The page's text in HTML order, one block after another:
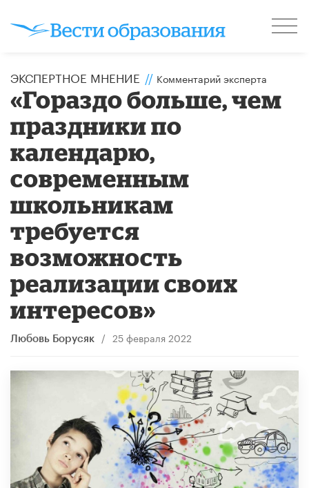
ЭКСПЕРТНОЕ МНЕНИЕ // Комментарий эксперта
«Гораздо больше, чем
праздники по
календарю,
современным
школьникам
требуется
возможность
реализации своих
интересов»
Любовь Борусяк / 25 февраля 2022